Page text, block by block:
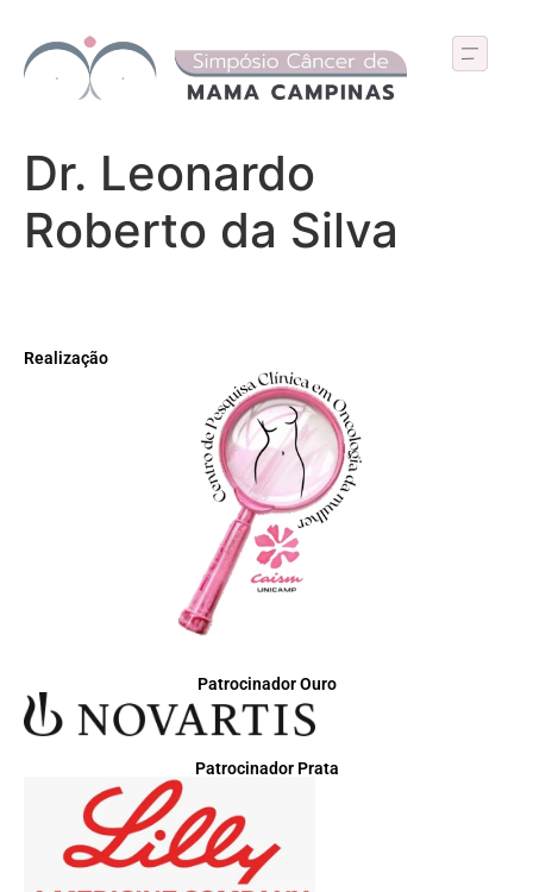
Dr. Leonardo
Roberto da Silva
Realização
Patrocinador Ouro
Patrocinador Prata